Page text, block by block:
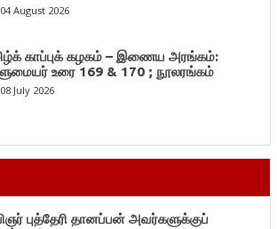
04 August 2026
காப்புக் கழகம் – இணைய அரங்கம்:
உரை 169 & 170 ; நூலரங்கம்
08 July 2026
புத்தேரி தானப்பன் அவர்களுக்குப்